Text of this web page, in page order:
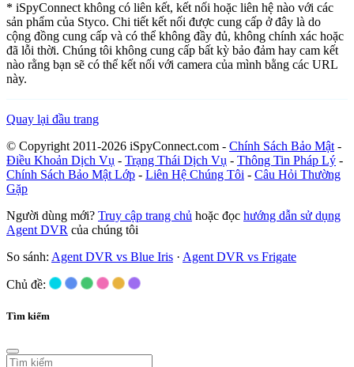
* iSpyConnect không có liên kết, kết nối hoặc liên hệ nào với các
sản phẩm của Styco. Chi tiết kết nối được cung cấp ở đây là do
cộng đồng cung cấp và có thể không đầy đủ, không chính xác hoặc
đã lỗi thời. Chúng tôi không cung cấp bất kỳ bảo đảm hay cam kết
nào rằng bạn sẽ có thể kết nối với camera của mình bằng các URL
này.
Quay lại đầu trang
© Copyright 2011-2026 iSpyConnect.com - Chính Sách Bảo Mật -
Điều Khoản Dịch Vụ - Trạng Thái Dịch Vụ - Thông Tin Pháp Lý -
Chính Sách Bảo Mật Lớp - Liên Hệ Chúng Tôi - Câu Hỏi Thường
Gặp
Người dùng mới? Truy cập trang chủ hoặc đọc hướng dẫn sử dụng
Agent DVR của chúng tôi
So sánh: Agent DVR vs Blue Iris · Agent DVR vs Frigate
Chủ đề:
Tìm kiếm